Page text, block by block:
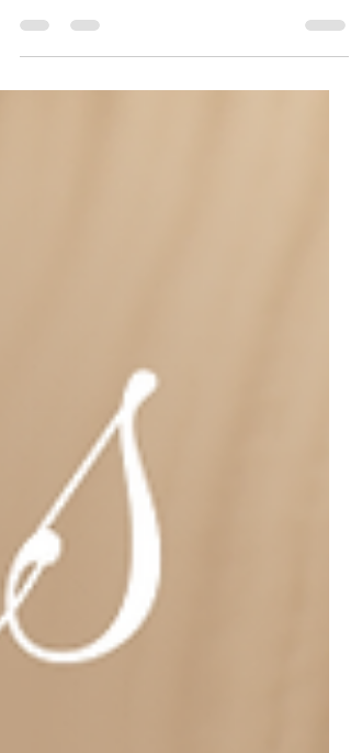
feminina A tornozeleira já foi vista como um acessório
apenas para momentos descontraídos de verão, mas hoje